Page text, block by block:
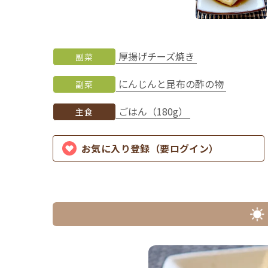
副菜 厚揚げチーズ焼き
副菜 にんじんと昆布の酢の物
主食 ごはん（180g）
お気に入り登録（要ログイン）